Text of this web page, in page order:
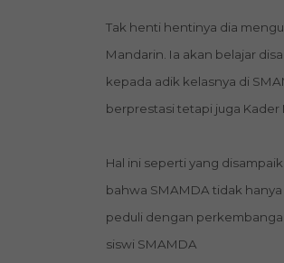
Tak henti hentinya dia
Mandarin. Ia akan belajar
kepada adik kelasnya di
berprestasi tetapi juga
Hal ini seperti yang
bahwa SMAMDA tidak
peduli dengan
siswi SMAMDA